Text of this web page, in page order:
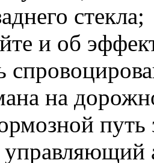
стекла;
и об
на
путь
управляющий